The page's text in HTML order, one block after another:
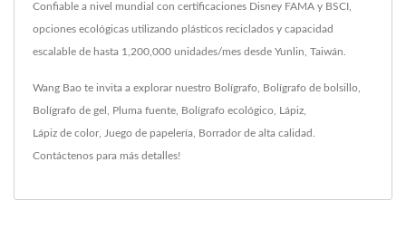
Confiable a nivel mundial con certificaciones Disney FAMA y BSCI,
opciones ecológicas utilizando plásticos reciclados y capacidad
escalable de hasta 1,200,000 unidades/mes desde Yunlin, Taiwán.
Wang Bao te invita a explorar nuestro Bolígrafo Bolígrafo de bolsillo
Bolígrafo de gel Pluma fuente Bolígrafo ecológico Lápiz
Lápiz de color, Juego de papelería Borradorde alta calidad.
Contáctenos para más detalles!